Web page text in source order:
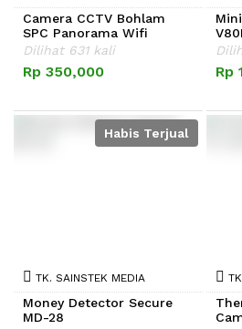
Camera CCTV Bohlam
SPC Panorama Wifi
Dilihat 631 kali
Rp 350,000 Rp
Habis Terjual
TK. SAINSTEK MEDIA
Money Detector Secure
MD-28